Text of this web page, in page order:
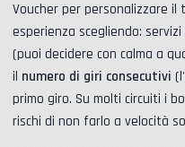
Voucher per personalizzare il
esperienza scegliendo:
(puoi decidere con calma a
il numero di giri consecutivi
primo giro. Su molti circuiti i
rischi di non farlo a velocità